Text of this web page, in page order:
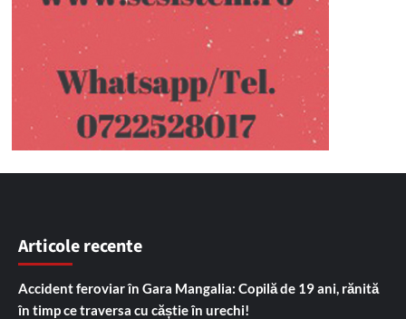
Articole recente
Accident feroviar în Gara Mangalia: Copilă de 19 ani, rănită
în timp ce traversa cu căștie în urechi!